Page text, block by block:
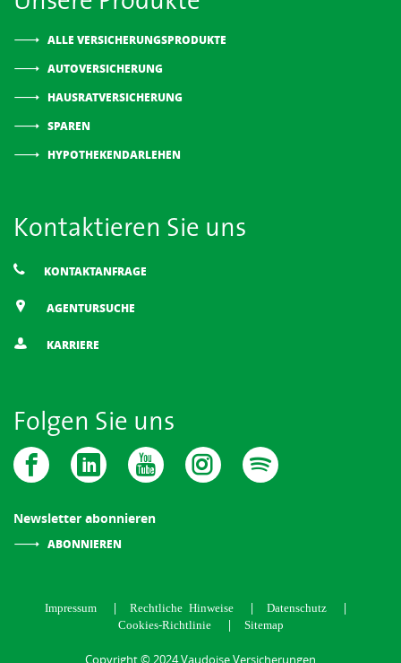
ALLE VERSICHERUNGSPRODUKTE
AUTOVERSICHERUNG
HAUSRATVERSICHERUNG
SPAREN
HYPOTHEKENDARLEHEN
Kontaktieren Sie uns
KONTAKTANFRAGE
AGENTURSUCHE
KARRIERE
Folgen Sie uns
Newsletter abonnieren
ABONNIEREN
Impressum Rechtliche Hinweise
Datenschutz
Cookies-Richtlinie
Sitemap
Copyright © 2024 Vaudoise Versicherungen